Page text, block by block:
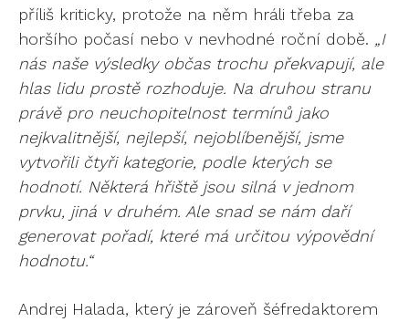
příliš kriticky, protože na něm hráli třeba za
horšího počasí nebo v nevhodné roční době. „I
nás naše výsledky občas trochu překvapují, ale
hlas lidu prostě rozhoduje. Na druhou stranu
právě pro neuchopitelnost termínů jako
nejkvalitnější, nejlepší, nejoblíbenější, jsme
vytvořili čtyři kategorie, podle kterých se
hodnotí. Některá hřiště jsou silná v jednom
prvku, jiná v druhém. Ale snad se nám daří
generovat pořadí, které má určitou výpovědní
hodnotu.“
Andrej Halada, který je zároveň šéfredaktorem